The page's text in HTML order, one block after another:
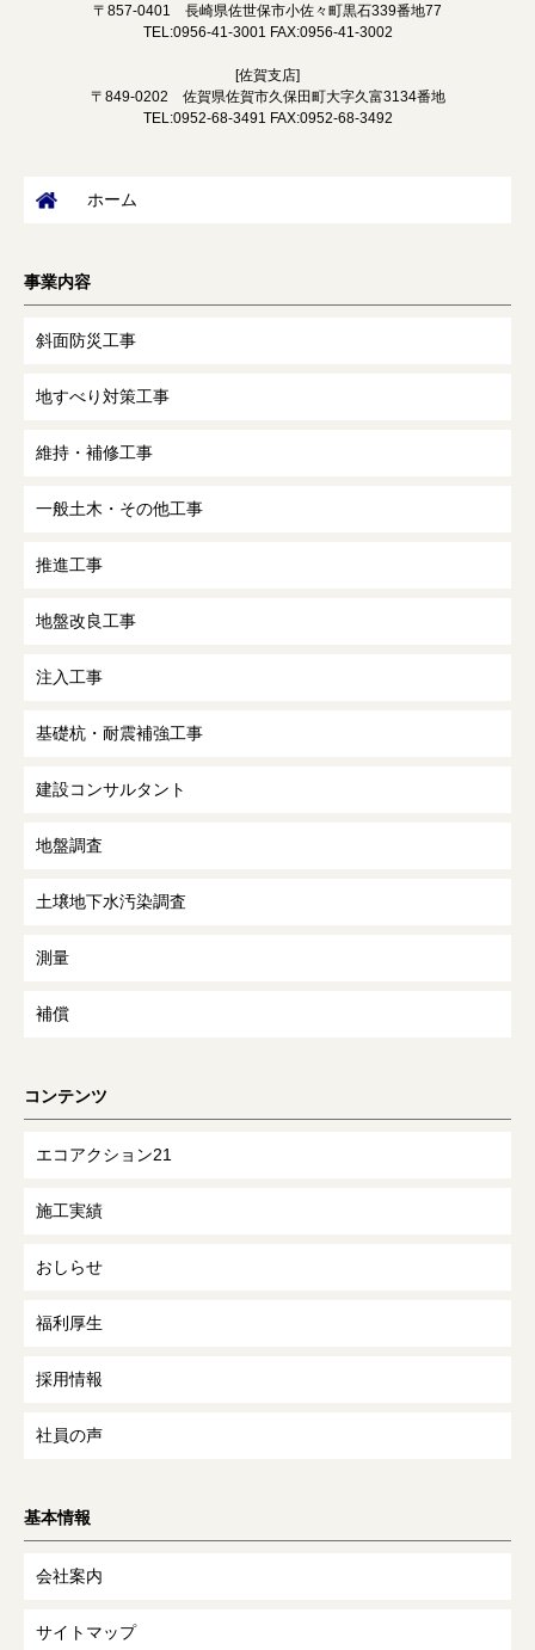
〒857-0401 長崎県佐世保市小佐々町黒石339番地77
TEL:0956-41-3001 FAX:0956-41-3002
[佐賀支店]
〒849-0202 佐賀県佐賀市久保田町大字久富3134番地
TEL:0952-68-3491 FAX:0952-68-3492
ホーム
事業内容
斜面防災工事
地すべり対策工事
維持・補修工事
一般土木・その他工事
推進工事
地盤改良工事
注入工事
基礎杭・耐震補強工事
建設コンサルタント
地盤調査
土壌地下水汚染調査
測量
補償
コンテンツ
エコアクション21
施工実績
おしらせ
福利厚生
採用情報
社員の声
基本情報
会社案内
サイトマップ